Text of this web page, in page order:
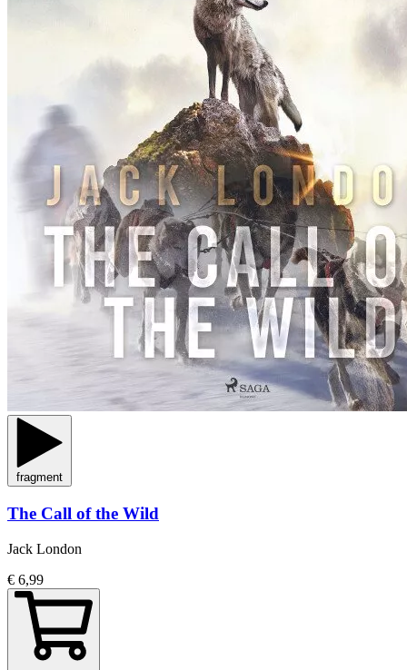
fragment
The Call of the Wild
Jack London
€ 6,99